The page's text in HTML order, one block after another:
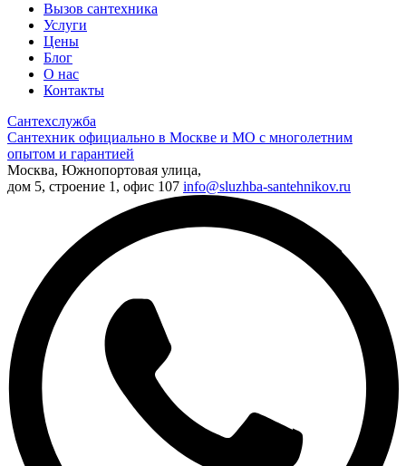
Вызов сантехника
Услуги
Цены
Блог
О нас
Контакты
Сантехслужба
Сантехник официально в Москве и МО с многолетним
опытом и гарантией
Москва, Южнопортовая улица,
дом 5, строение 1, офис 107 info@sluzhba-santehnikov.ru